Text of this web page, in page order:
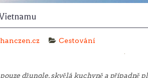
hanczen.cz Cestování
džungle, skvělá kuchyně a případně